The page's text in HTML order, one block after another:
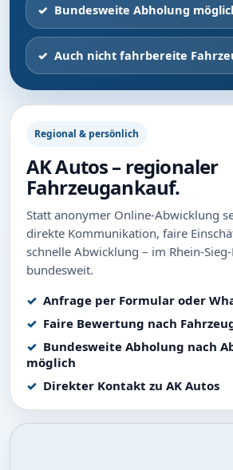
Bundesweite Abholung
Auch nicht fahrbereite
Regional & persönlich
AK Autos – regionaler
Fahrzeugankauf.
Statt anonymer Online-Abwicklung
direkte Kommunikation, faire
schnelle Abwicklung – im Rhein-
bundesweit.
Anfrage per Formular oder
Faire Bewertung nach
Bundesweite Abholung nach
möglich
Direkter Kontakt zu AK Autos